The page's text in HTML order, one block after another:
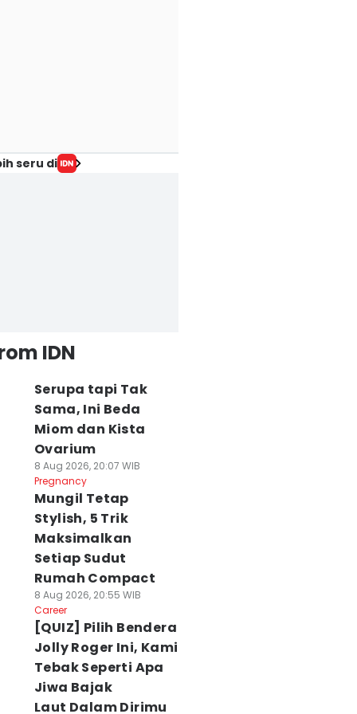
seru di
IDN
Serupa tapi Tak
Sama, Ini Beda
Miom dan Kista
Ovarium
8 Aug 2026, 20:07 WIB
Pregnancy
Mungil Tetap
Stylish, 5 Trik
Maksimalkan
Setiap Sudut
Rumah Compact
8 Aug 2026, 20:55 WIB
Career
[QUIZ] Pilih Bendera
Jolly Roger Ini, Kami
Tebak Seperti Apa
Jiwa Bajak
Laut Dalam Dirimu